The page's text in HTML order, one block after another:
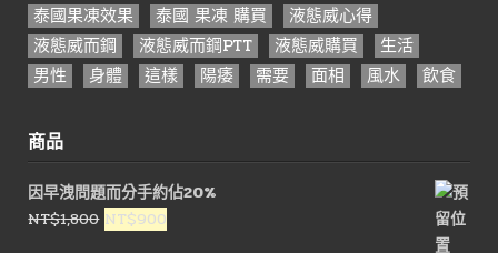
泰國果凍效果
泰國 果凍 購買
液態威心得
液態威而鋼
液態威而鋼PTT 液態威購買
生活
男性
身體 這樣 陽痿 需要 面相 風水 飲食
商品
因早洩問題而分手約佔20%
NT$1,800 原
NT$900